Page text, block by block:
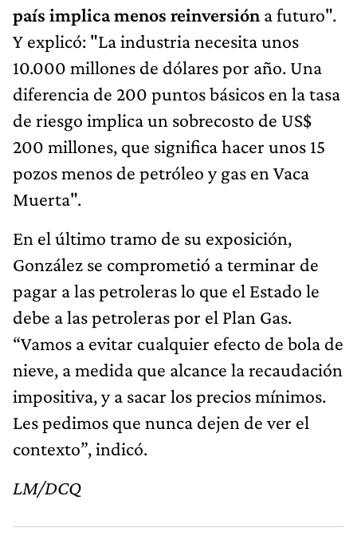
país implica menos reinversión a futuro".
Y explicó: "La industria necesita unos
10.000 millones de dólares por año. Una
diferencia de 200 puntos básicos en la tasa
de riesgo implica un sobrecosto de US$
200 millones, que significa hacer unos 15
pozos menos de petróleo y gas en Vaca
Muerta".
En el último tramo de su exposición,
González se comprometió a terminar de
pagar a las petroleras lo que el Estado le
debe a las petroleras por el Plan Gas.
“Vamos a evitar cualquier efecto de bola de
nieve, a medida que alcance la recaudación
impositiva, y a sacar los precios mínimos.
Les pedimos que nunca dejen de ver el
contexto”, indicó.
LM/DCQ